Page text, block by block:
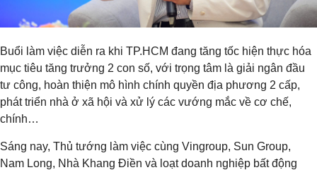
Buổi làm việc diễn ra khi TP.HCM đang tăng tốc hiện thực hóa
mục tiêu tăng trưởng 2 con số, với trọng tâm là giải ngân đầu
tư công, hoàn thiện mô hình chính quyền địa phương 2 cấp,
phát triển nhà ở xã hội và xử lý các vướng mắc về cơ chế,
chính…
Sáng nay, Thủ tướng làm việc cùng Vingroup, Sun Group,
Nam Long, Nhà Khang Điền và loạt doanh nghiệp bất động